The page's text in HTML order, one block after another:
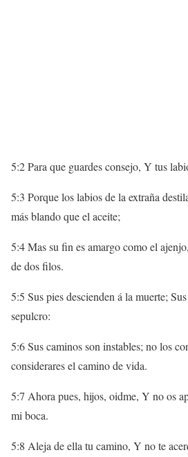
5:2 Para que guardes consejo, Y tus
5:3 Porque los labios de la extraña
más blando que el aceite;
5:4 Mas su fin es amargo como el
de dos filos.
5:5 Sus pies descienden á la muerte;
sepulcro:
5:6 Sus caminos son instables; no los
considerares el camino de vida.
5:7 Ahora pues, hijos, oidme, Y no os
mi boca.
5:8 Aleja de ella tu camino, Y no te